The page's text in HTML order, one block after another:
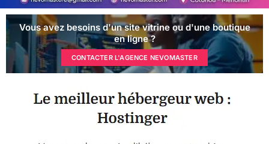
Vous avez besoins d'un site vitrine ou d'une boutique
en ligne ?
CONTACTER L'AGENCE NEVOMASTER